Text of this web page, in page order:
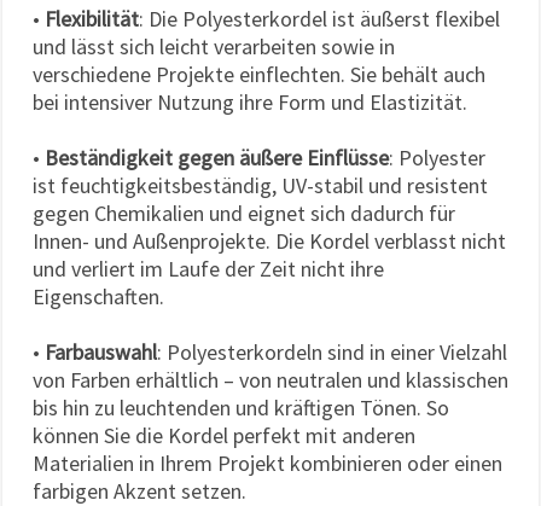
• Flexibilität: Die Polyesterkordel ist äußerst flexibel
und lässt sich leicht verarbeiten sowie in
verschiedene Projekte einflechten. Sie behält auch
bei intensiver Nutzung ihre Form und Elastizität.
• Beständigkeit gegen äußere Einflüsse: Polyester
ist feuchtigkeitsbeständig, UV-stabil und resistent
gegen Chemikalien und eignet sich dadurch für
Innen- und Außenprojekte. Die Kordel verblasst nicht
und verliert im Laufe der Zeit nicht ihre
Eigenschaften.
• Farbauswahl: Polyesterkordeln sind in einer Vielzahl
von Farben erhältlich – von neutralen und klassischen
bis hin zu leuchtenden und kräftigen Tönen. So
können Sie die Kordel perfekt mit anderen
Materialien in Ihrem Projekt kombinieren oder einen
farbigen Akzent setzen.